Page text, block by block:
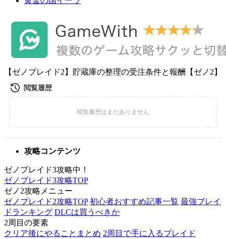
【ゼノブレイド2】貯蔵庫の整理の受注条件と報酬【ゼノ2】
攻略コンテンツ
ゼノブレイド3攻略中！
ゼノブレイド3攻略TOP
ゼノ2攻略メニュー
ゼノブレイド2攻略TOP 初心者おすすめ記事一覧 最強ブレイ
ドランキング DLCは買うべきか
2周目の要素
クリア後にやることまとめ 2周目で手に入るブレイド